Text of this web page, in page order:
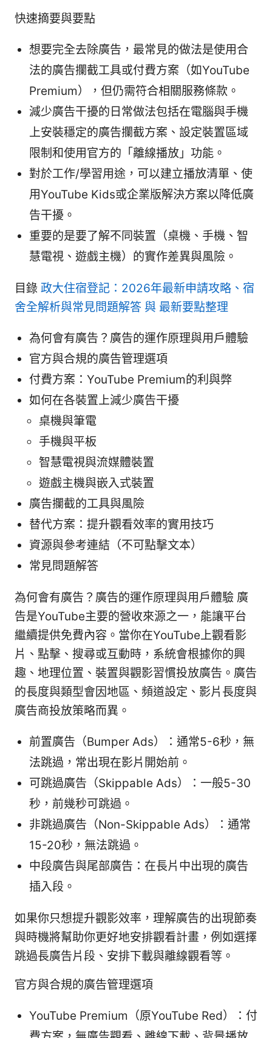
快速摘要與要點
想要完全去除廣告，最常見的做法是使用合
法的廣告攔截工具或付費方案（如YouTube
Premium），但仍需符合相關服務條款。
減少廣告干擾的日常做法包括在電腦與手機
上安裝穩定的廣告攔截方案、設定裝置區域
限制和使用官方的「離線播放」功能。
對於工作/學習用途，可以建立播放清單、使
用YouTube Kids或企業版解決方案以降低廣
告干擾。
重要的是要了解不同裝置（桌機、手機、智
慧電視、遊戲主機）的實作差異與風險。
目錄 政大住宿登記：2026年最新申請攻略、宿
舍全解析與常見問題解答 與 最新要點整理
為何會有廣告？廣告的運作原理與用戶體驗
官方與合規的廣告管理選項
付費方案：YouTube Premium的利與弊
如何在各裝置上減少廣告干擾
桌機與筆電
手機與平板
智慧電視與流媒體裝置
遊戲主機與嵌入式裝置
廣告攔截的工具與風險
替代方案：提升觀看效率的實用技巧
資源與參考連結（不可點擊文本）
常見問題解答
為何會有廣告？廣告的運作原理與用戶體驗 廣
告是YouTube主要的營收來源之一，能讓平台
繼續提供免費內容。當你在YouTube上觀看影
片、點擊、搜尋或互動時，系統會根據你的興
趣、地理位置、裝置與觀影習慣投放廣告。廣告
的長度與類型會因地區、頻道設定、影片長度與
廣告商投放策略而異。
前置廣告（Bumper Ads）：通常5-6秒，無
法跳過，常出現在影片開始前。
可跳過廣告（Skippable Ads）：一般5-30
秒，前幾秒可跳過。
非跳過廣告（Non-Skippable Ads）：通常
15-20秒，無法跳過。
中段廣告與尾部廣告：在長片中出現的廣告
插入段。
如果你只想提升觀影效率，理解廣告的出現節奏
與時機將幫助你更好地安排觀看計畫，例如選擇
跳過長廣告片段、安排下載與離線觀看等。
官方與合規的廣告管理選項
YouTube Premium（原YouTube Red）：付